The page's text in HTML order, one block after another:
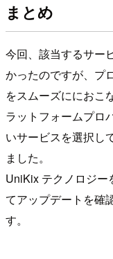
まとめ
今回、該当するサー
かったのですが、プ
をスムーズににおこ
ラットフォームプロ
いサービスを選択し
ました。
UniKix テクノロジー
てアップデートを確
す。